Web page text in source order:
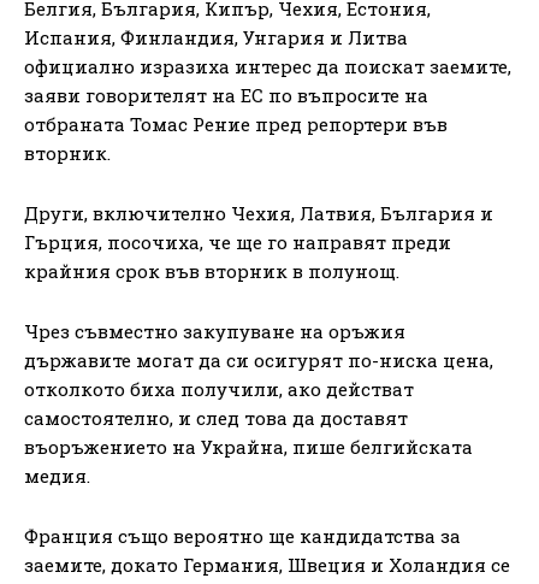
Белгия, България, Кипър, Чехия, Естония,
Испания, Финландия, Унгария и Литва
официално изразиха интерес да поискат заемите,
заяви говорителят на ЕС по въпросите на
отбраната Томас Рение пред репортери във
вторник.
Други, включително Чехия, Латвия, България и
Гърция, посочиха, че ще го направят преди
крайния срок във вторник в полунощ.
Чрез съвместно закупуване на оръжия
държавите могат да си осигурят по-ниска цена,
отколкото биха получили, ако действат
самостоятелно, и след това да доставят
въоръжението на Украйна, пише белгийската
медия.
Франция също вероятно ще кандидатства за
заемите, докато Германия, Швеция и Холандия се